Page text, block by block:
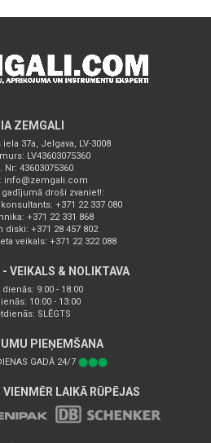
ZEMGALI
37a, Jelgava, LV-3008
LV43603075360
Nr: 43603075360
info@zemgali.com
droši zvaniet!:
+371 22 337 080
+371 22 331 868
diski: +371 28 457 802
veikals: +371 22 322 088
- VEIKALS & NOLIKTAVA
dienās: 9:00 - 18:00
10:00 - 13:00
SLĒGTS
PIEŅEMŠANA
GADĀ 24/7 ⬤⬤⬤
VIENMĒR LAIKĀ RŪPĒJAS